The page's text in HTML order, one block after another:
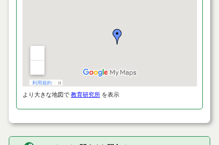
より大きな地図で 教育研究所を表示